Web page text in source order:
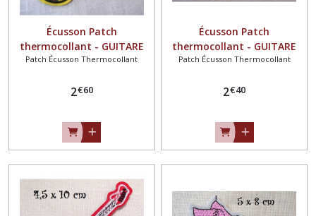
Écusson Patch
thermocollant - GUITARE
MUSIQUE PEACE LOVE JAUNE
repasser
Patch Écusson Thermocollant
2€60
Écusson Patch
thermocollant - GUITARE
ORANGE MUSIQUE ** 5,5 x
repasser
Patch Écusson Thermocollant
2€40